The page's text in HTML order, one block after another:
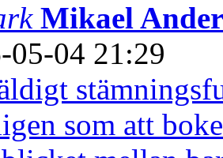
Mikael
05-04 21:29
som att